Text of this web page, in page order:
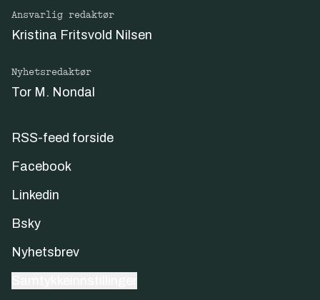
Ansvarlig redaktør
Kristina Fritsvold Nilsen
Nyhetsredaktør
Tor M. Nondal
RSS-feed forside
Facebook
Linkedin
Bsky
Nyhetsbrev